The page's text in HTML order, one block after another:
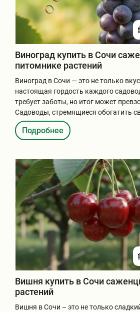
Виноград купить в Сочи
питомнике растений
Виноград в Сочи — это не только
настоящая гордость каждого
требует заботы, но итог может
Садоводы, стремящиеся обогатить
Подробнее
Вишня купить в Сочи
растений
Вишня в Сочи – это не только